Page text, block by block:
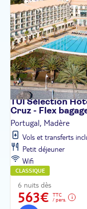
TUI Sélection
Cruz - Flex
Portugal, Madère
Vols et transferts
Petit déjeuner
Wifi
CLASSIQUE
6 nuits dès
563€
TTC
/ pers.